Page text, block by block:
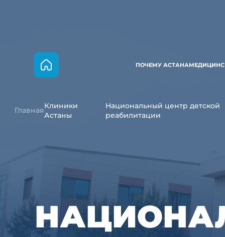
ПОЧЕМУ АСТАНА
ГлавнаяКлиники
Астаны
Национальный центр детской
реабилитации